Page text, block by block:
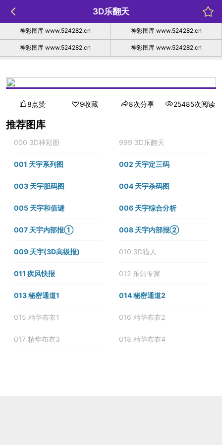
3D乐翻天
神彩图库 www.524282.cn 神彩图库 www.524282.cn
神彩图库 www.524282.cn 神彩图库 www.524282.cn
8点赞 9收藏 8次分享 25485次阅读
推荐图库
000 3D神彩图 999 3D乐翻天
001 天宇系列图 002 天宇定三码
003 天宇胆码图 004 天宇杀码图
005 天宇和值谜 006 天宇综合分析
007 天宇内部报① 008 天宇内部报②
009 天宇(3D高级报) 010 3D猎人
011 疾风快报 012 乐知专家
013 秘密通道1 014 秘密通道2
015 精华布衣1 016 精华布衣2
017 精华布衣3 018 精华布衣4